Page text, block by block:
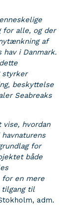
for alle, og der
af
i Danmark.
styrker
beskyttelse
Seabreaks
hvordan
for
både
for en mere
til
adm.